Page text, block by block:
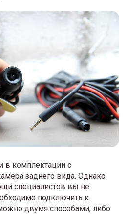
в комплектации с
заднего вида. Однако
специалистов вы не
подключить к
двумя способами, либо